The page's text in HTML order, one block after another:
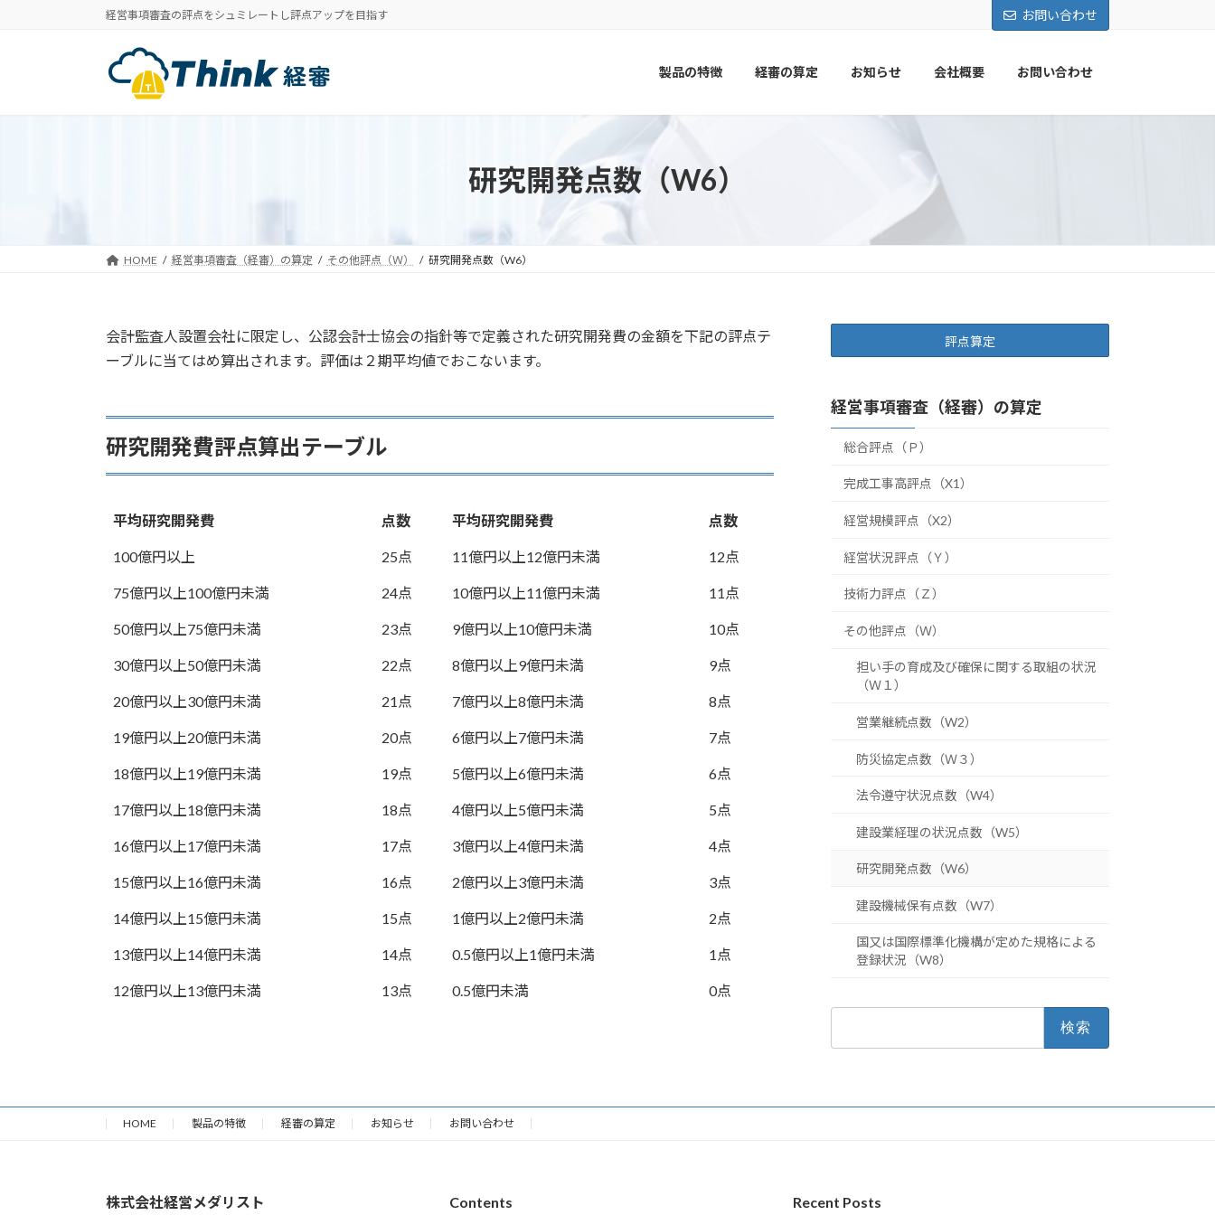
へ
ョ
経営事項審査の評点をシュミレートし評点アップを目指す お問い合わせ
製品の特徴 経審の算定 お知らせ 会社概要 お問い合わせ
研究開発点数（W6）
HOME 経営事項審査（経審）の算定 その他評点（Ｗ） 研究開発点数（W6）
会計監査人設置会社に限定し、公認会計士協会の指針等で定義された研究開発費の金額を下記の評点テ
ーブルに当てはめ算出されます。評価は２期平均値でおこないます。
研究開発費評点算出テーブル
平均研究開発費 点数 平均研究開発費 点数
100億円以上 25点 11億円以上12億円未満 12点
75億円以上100億円未満 24点 10億円以上11億円未満 11点
50億円以上75億円未満 23点 9億円以上10億円未満 10点
30億円以上50億円未満 22点 8億円以上9億円未満 9点
20億円以上30億円未満 21点 7億円以上8億円未満 8点
19億円以上20億円未満 20点 6億円以上7億円未満 7点
18億円以上19億円未満 19点 5億円以上6億円未満 6点
17億円以上18億円未満 18点 4億円以上5億円未満 5点
16億円以上17億円未満 17点 3億円以上4億円未満 4点
15億円以上16億円未満 16点 2億円以上3億円未満 3点
14億円以上15億円未満 15点 1億円以上2億円未満 2点
13億円以上14億円未満 14点 0.5億円以上1億円未満 1点
12億円以上13億円未満 13点 0.5億円未満 0点
評点算定
経営事項審査（経審）の算定
総合評点（Ｐ）
完成工事高評点（X1）
経営規模評点（X2）
経営状況評点（Ｙ）
技術力評点（Ｚ）
その他評点（Ｗ）
担い手の育成及び確保に関する取組の状況
（Ｗ１）
営業継続点数（W2）
防災協定点数（Ｗ３）
法令遵守状況点数（W4）
建設業経理の状況点数（W5）
研究開発点数（W6）
建設機械保有点数（W7）
国又は国際標準化機構が定めた規格による
登録状況（W8）
HOME 製品の特徴 経審の算定 お知らせ お問い合わせ
株式会社経営メダリスト Contents Recent Posts